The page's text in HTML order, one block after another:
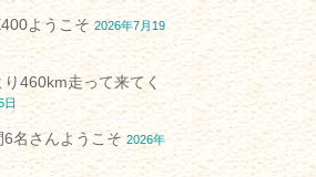
ようこそ 2026年7月19
460km走って来てく
日
名さんようこそ 2026年